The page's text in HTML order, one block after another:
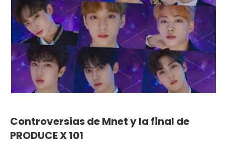
Controversias de Mnet y la final de
PRODUCE X 101